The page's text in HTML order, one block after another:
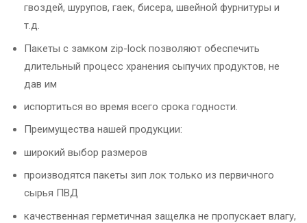
гвоздей, шурупов, гаек, бисера, швейной фурнитуры и
т.д.
Пакеты с замком zip-lock позволяют обеспечить
длительный процесс хранения сыпучих продуктов, не
дав им
испортиться во время всего срока годности.
Преимущества нашей продукции:
широкий выбор размеров
производятся пакеты зип лок только из первичного
сырья ПВД
качественная герметичная защелка не пропускает влагу,